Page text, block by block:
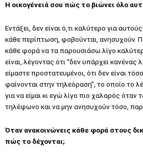
Η οικογένειά σου πώς το βιώνει όλο
Εντάξει, δεν είναι ό,τι καλύτερο για
κάθε περίπτωση, φοβούνται,
κάθε φορά να τα παρουσιάσω λίγο
είναι, λέγοντας ότι “δεν υπάρχει κανένας
είμαστε προστατευμένοι, ότι δεν είναι
φαίνονται στην τηλεόραση”, το οποίο το
για να είμαι κι εγώ λίγο πιο χαλαρός όταν
τηλέφωνο και να μην ανησυχούν τόσο,
Όταν ανακοινώνεις κάθε φορά στους
πώς το δέχονται;